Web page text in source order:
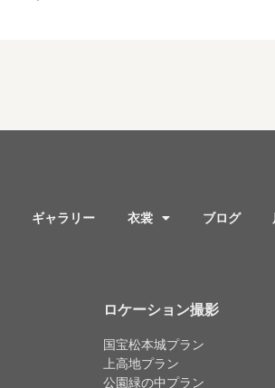
ギャラリー 衣裳 ブログ
ロケーション撮影
国宝松本城プラン
上高地プラン
公園緑の中プラン